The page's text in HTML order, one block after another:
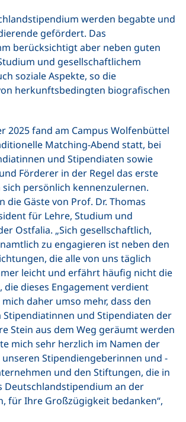
werden begabte und
gefördert. Das
berücksichtigt aber neben guten
und gesellschaftlichem
soziale Aspekte, so die
herkunftsbedingten biografischen
2025 fand am Campus Wolfenbüttel
Matching-Abend statt, bei
und Stipendiaten sowie
Förderer in der Regel das erste
persönlich kennenzulernen.
die Gäste von Prof. Dr. Thomas
für Lehre, Studium und
Ostfalia. „Sich gesellschaftlich,
zu engagieren ist neben den
die alle von uns täglich
leicht und erfährt häufig nicht die
die dieses Engagement verdient
daher umso mehr, dass den
und Stipendiaten der
Stein aus dem Weg geräumt werden
mich sehr herzlich im Namen der
unseren Stipendiengeberinnen und -
und den Stiftungen, die in
Deutschlandstipendium an der
für Ihre Großzügigkeit bedanken“,